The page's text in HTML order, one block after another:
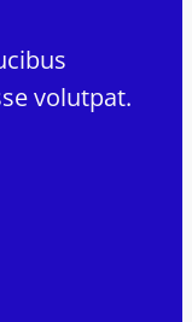
volutpat.